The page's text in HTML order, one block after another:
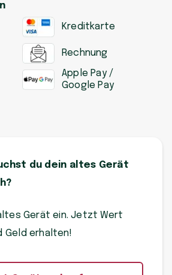
Kreditkarte
Rechnung
Apple Pay /
Google Pay
du dein altes Gerät
Gerät ein. Jetzt Wert
Geld erhalten!